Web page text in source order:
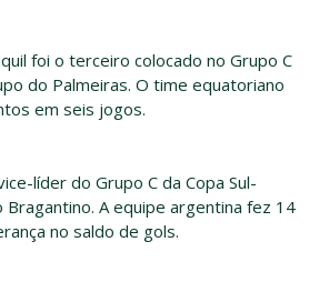
foi o terceiro colocado no Grupo C
do Palmeiras. O time equatoriano
em seis jogos.
líder do Grupo C da Copa Sul-
Bragantino. A equipe argentina fez 14
no saldo de gols.